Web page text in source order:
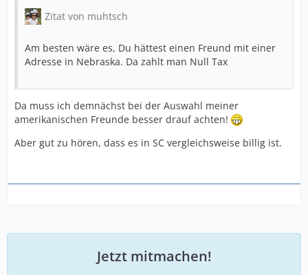
Zitat von muhtsch
Am besten wäre es, Du hättest einen Freund mit einer
Adresse in Nebraska. Da zahlt man Null Tax
Da muss ich demnächst bei der Auswahl meiner
amerikanischen Freunde besser drauf achten!
Aber gut zu hören, dass es in SC vergleichsweise billig ist.
Jetzt mitmachen!